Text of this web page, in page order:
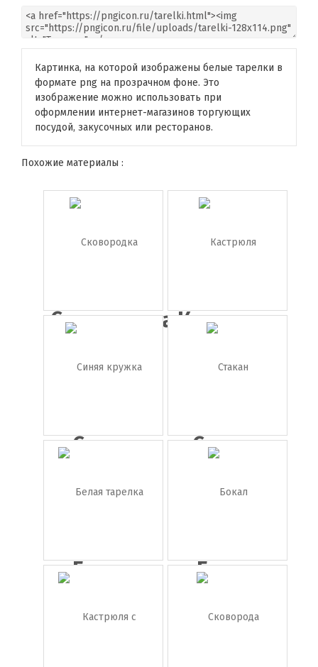
Картинка, на которой изображены белые тарелки в
формате png на прозрачном фоне. Это
изображение можно использовать при
оформлении интернет-магазинов торгующих
посудой, закусочных или ресторанов.
Похожие материалы :
СковородкаКастрюля
Синяя
кружка
Стакан
Белая
тарелка
на ...
Бокал